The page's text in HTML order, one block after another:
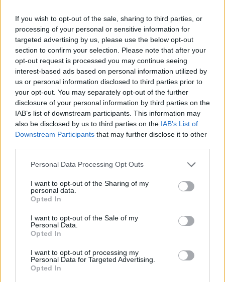
If you wish to opt-out of the sale, sharing to third parties, or
processing of your personal or sensitive information for
targeted advertising by us, please use the below opt-out
section to confirm your selection. Please note that after your
opt-out request is processed you may continue seeing
interest-based ads based on personal information utilized by
us or personal information disclosed to third parties prior to
your opt-out. You may separately opt-out of the further
disclosure of your personal information by third parties on the
IAB’s list of downstream participants. This information may
also be disclosed by us to third parties on the IAB’s List of
Downstream Participants that may further disclose it to other
Personal Data Processing Opt Outs
I want to opt-out of the Sharing of my
personal data.
Opted In
I want to opt-out of the Sale of my
Personal Data.
Opted In
I want to opt-out of processing my
Personal Data for Targeted Advertising.
Opted In
Elégedetten néztem szét, és csak akkor tűnt fel, hogy jó
páran rám bámulnak az elhaladók közül. Kicsit hangosabb
lehettem a kelleténél. Ez van. Ha nem harcol anya,
harcolok én. Fanni gyáva kukac. Megalkuvó,
köpönyegforgató.